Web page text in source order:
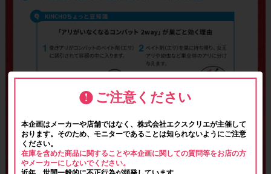
ご注意ください
本企画はメーカーや店舗ではなく、株式会社エクスクリエが主催して
おります。そのため、モニターであることは知られないようにご注意
ください。
在庫を含めた商品に関することや本企画に関しての質問等をお店の方
やメーカーにしないでください。